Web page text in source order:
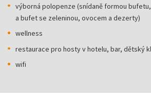
výborná polopenze (snídaně formou
a bufet se zeleninou, ovocem a dezerty)
wellness
restaurace pro hosty v hotelu, bar, dětský
wifi